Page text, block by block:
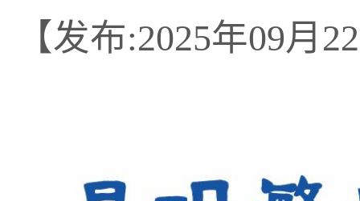
【发布:2025年09月